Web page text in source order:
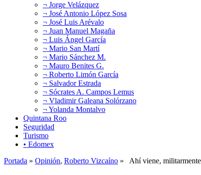
¬ Jorge Velázquez
¬ José Antonio López Sosa
¬ José Luis Arévalo
¬ Juan Manuel Magaña
¬ Luis Ángel García
¬ Mario San Martí
¬ Mario Sánchez M.
¬ Mauro Benites G.
¬ Roberto Limón García
¬ Salvador Estrada
¬ Sócrates A. Campos Lemus
¬ Vladimir Galeana Solórzano
¬ Yolanda Montalvo
Quintana Roo
Seguridad
Turismo
• Edomex
Portada » Opinión, Roberto Vizcaíno » Ahí viene,